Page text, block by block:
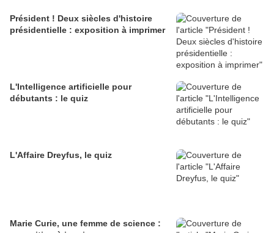
Président ! Deux siècles d'histoire
présidentielle : exposition à imprimer
L'Intelligence artificielle pour
débutants : le quiz
L'Affaire Dreyfus, le quiz
Marie Curie, une femme de science :